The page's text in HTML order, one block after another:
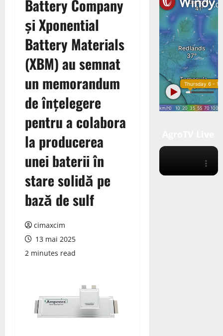
Battery Company
și Xponential
Battery Materials
(XBM) au semnat
un memorandum
de înțelegere
pentru a colabora
la producerea
unei baterii în
stare solidă pe
bază de sulf
cimaxcim
13 mai 2025
2 minutes read